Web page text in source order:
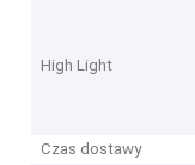
High Light
Czas dostawy